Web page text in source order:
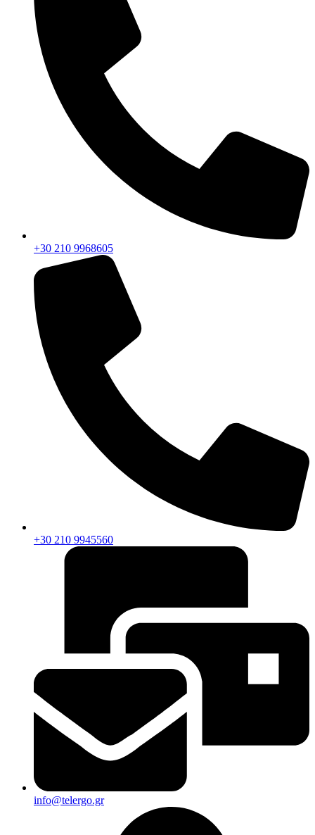
+30 210 9968605
+30 210 9945560
info@telergo.gr